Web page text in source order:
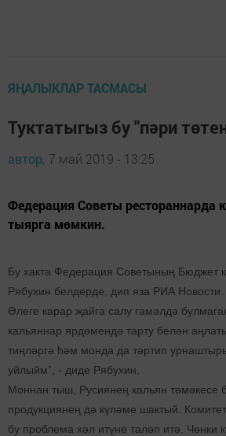
ЯҢАЛЫКЛАР ТАСМАСЫ
Туктатыгыз бу "пәри
автор, 7 май 2019 - 13:25
Федерация Советы рестораннарда
тыярга мөмкин.
Бу хакта Федерация Советының Бюджет
Рябухин белдерде, дип яза РИА Новости.
Әлеге карар җайга салу гамәлдә
кальяннар ярдәмендә тарту белән
тиңләргә һәм монда да тәртип
уйлыйм”, - диде Рябухин.
Моннан тыш, Русиянең кальян тәмәкесе
продукциянең дә күләме шактый.
бу проблема хәл итүне таләп итә. Чөнки